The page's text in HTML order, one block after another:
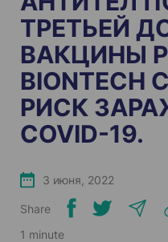
ТРЕТЬЕЙ
ВАКЦИНЫ
РИСК
COVID-19.
3 июня, 2022
Share
1 minute